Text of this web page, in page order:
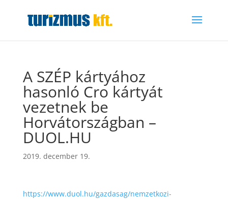
A SZÉP kártyához
hasonló Cro kártyát
vezetnek be
Horvátországban –
DUOL.HU
2019. december 19.
https://www.duol.hu/gazdasag/nemzetkozi-